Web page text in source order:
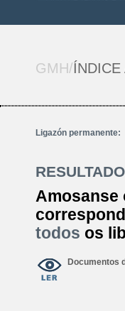
GMH/ÍNDICE
Ligazón permanente:
Amosanse
todos os
Documentos